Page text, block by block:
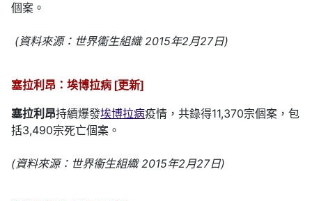
個案。
(資料來源：世界衞生組織 2015年2月27日)
塞拉利昂：埃博拉病 [更新]
塞拉利昂持續爆發埃博拉病疫情，共錄得11,370宗個案，包
括3,490宗死亡個案。
(資料來源：世界衞生組織 2015年2月27日)